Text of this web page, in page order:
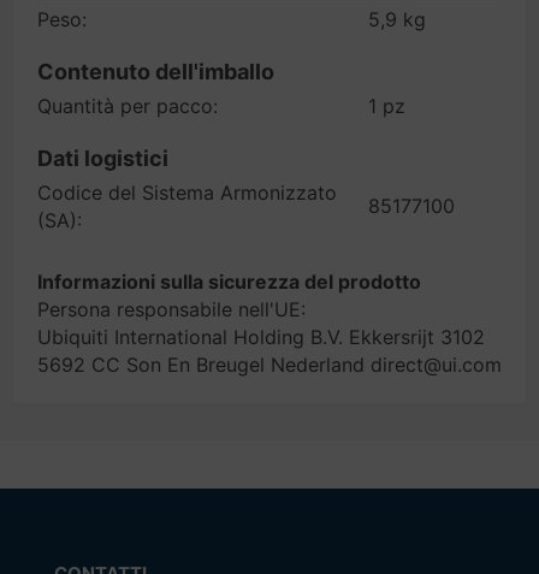
Peso:
5,9 kg
Contenuto dell'imballo
Quantità per pacco: 1 pz
Dati logistici
Codice del Sistema Armonizzato
(SA):
85177100
Informazioni sulla sicurezza del prodotto
Persona responsabile nell'UE:
Ubiquiti International Holding B.V. Ekkersrijt 3102
5692 CC Son En Breugel Nederland direct@ui.com